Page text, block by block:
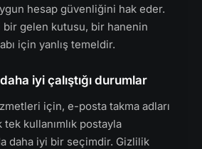
hesap güvenliğini hak eder.
gelen kutusu, bir hanenin
için yanlış temeldir.
iyi çalıştığı durumlar
için, e-posta takma adları
kullanımlık postayla
daha iyi bir seçimdir. Gizlilik